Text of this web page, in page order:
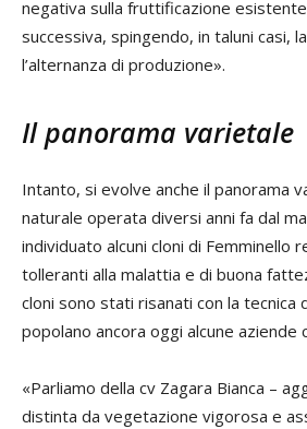
negativa sulla fruttificazione
successiva, spingendo, in taluni casi,
l’alternanza di produzione».
Il panorama varietale
Intanto, si evolve anche il panorama
naturale operata diversi anni fa dal
individuato alcuni cloni di Femminello
tolleranti alla malattia e di buona
cloni sono stati risanati con la tecnica
popolano ancora oggi alcune aziende
«Parliamo della cv Zagara Bianca –
distinta da vegetazione vigorosa e